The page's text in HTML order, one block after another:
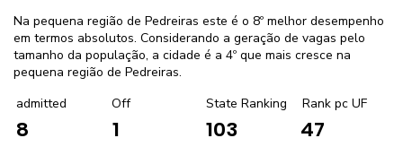
Na pequena região de Pedreiras este é o 8º melhor desempenho
em termos absolutos. Considerando a geração de vagas pelo
tamanho da população, a cidade é a 4º que mais cresce na
pequena região de Pedreiras.
admitted
8
Off
1
State Ranking
103
Rank pc UF
47